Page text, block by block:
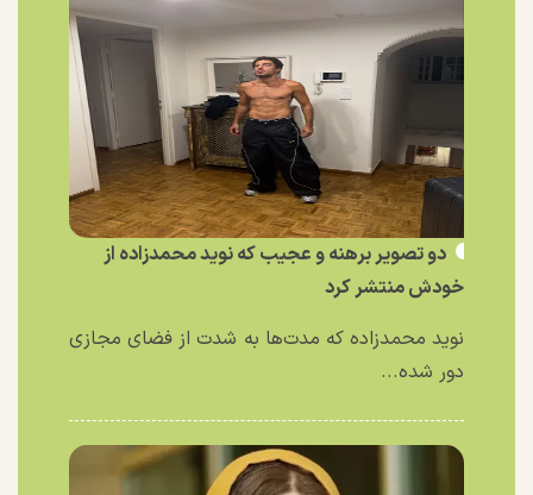
دو تصویر برهنه و عجیب که نوید محمدزاده از
خودش منتشر کرد
نوید محمدزاده که مدت‌ها به شدت از فضای مجازی
دور شده...